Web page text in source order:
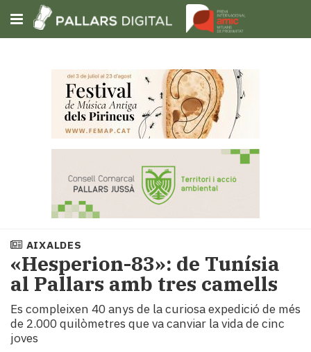
Subscriu-t'hi
Portada
Societat
Política
i
municipis
Economia
i
turisme
AIXALDES
«Hesperion-83»: de Tunísia
al Pallars amb tres camells
Es compleixen 40 anys de la curiosa expedició de més
de 2.000 quilòmetres que va canviar la vida de cinc
joves